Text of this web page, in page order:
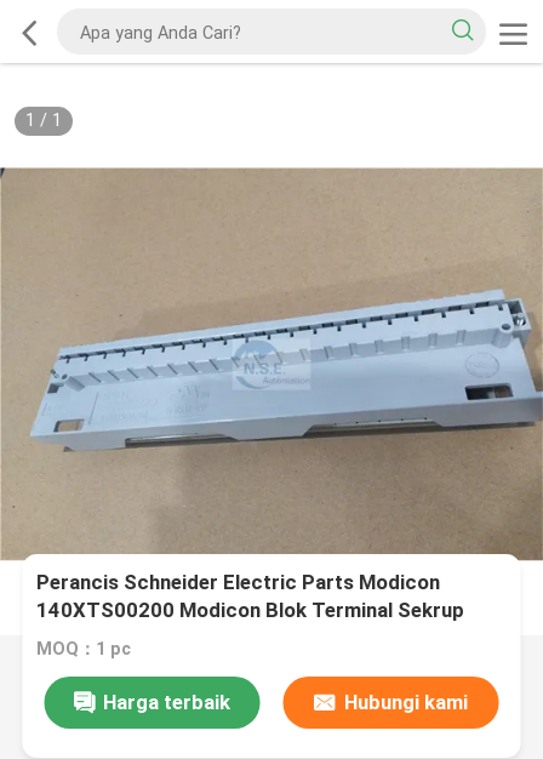
1 / 1
Perancis Schneider Electric Parts Modicon
140XTS00200 Modicon Blok Terminal Sekrup
Kuantum
MOQ：1 pc
Harga terbaik Hubungi kami